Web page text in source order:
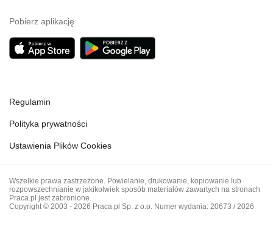
Pobierz aplikację
Regulamin
Polityka prywatności
Ustawienia Plików Cookies
Wszelkie prawa zastrzeżone. Powielanie, drukowanie, kopiowanie lub
rozpowszechnianie w jakikolwiek sposób materiałów zawartych na stronach
Praca.pl jest zabronione.
Copyright © 2003 - 2026 Praca.pl Sp. z o.o. Numer wydania: 20673 / 2026